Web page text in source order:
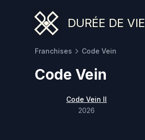
DURÉE DE VIE
Franchises Code Vein
Code Vein
Code Vein II
2026